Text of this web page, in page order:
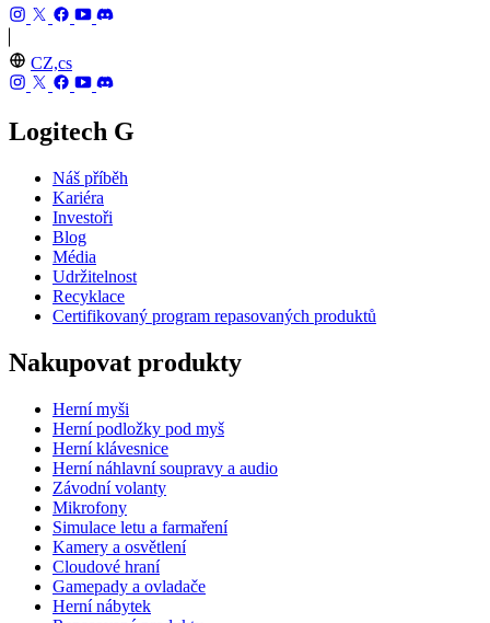
CZ,cs
Logitech G
Náš příběh
Kariéra
Investoři
Blog
Média
Udržitelnost
Recyklace
Certifikovaný program repasovaných produktů
Nakupovat produkty
Herní myši
Herní podložky pod myš
Herní klávesnice
Herní náhlavní soupravy a audio
Závodní volanty
Mikrofony
Simulace letu a farmaření
Kamery a osvětlení
Cloudové hraní
Gamepady a ovladače
Herní nábytek